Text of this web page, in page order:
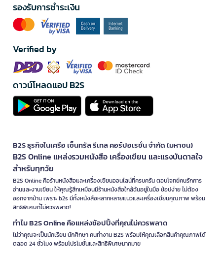
รองรับการชำระเงิน
Verified by
ดาวน์โหลดแอป B2S
B2S ธุรกิจในเครือ เซ็นทรัล รีเทล คอร์ปอเรชั่น จำกัด (มหาชน)
B2S Online แหล่งรวมหนังสือ เครื่องเขียน และแรงบันดาลใจ
สำหรับทุกวัย
B2S Online คือร้านหนังสือและเครื่องเขียนออนไลน์ที่ครบครัน ตอบโจทย์คนรักการ
อ่านและงานเขียน ให้คุณรู้สึกเหมือนมีร้านหนังสือใกล้ฉันอยู่ในมือ ช้อปง่าย ไม่ต้อง
ออกจากบ้าน เพราะ b2s มีทั้งหนังสือหลากหลายแนวและเครื่องเขียนคุณภาพ พร้อม
สิทธิพิเศษที่ไม่ควรพลาด!
ทำไม B2S Online คือแหล่งช้อปปิ้งที่คุณไม่ควรพลาด
ไม่ว่าคุณจะเป็นนักเรียน นักศึกษา คนทำงาน B2S พร้อมให้คุณเลือกสินค้าคุณภาพได้
ตลอด 24 ชั่วโมง พร้อมโปรโมชั่นและสิทธิพิเศษมากมาย